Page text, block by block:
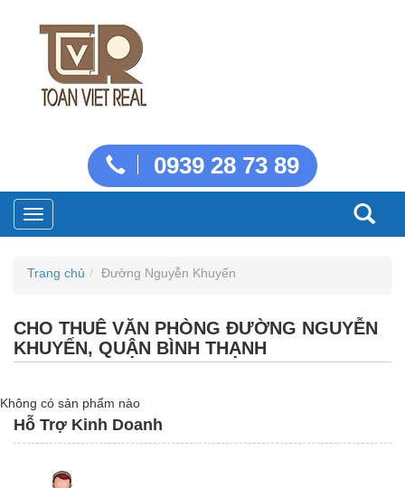
0939 28 73 89
Toggle
navigation
Trang chủ Đường Nguyễn Khuyến
CHO THUÊ VĂN PHÒNG ĐƯỜNG NGUYỄN
KHUYẾN, QUẬN BÌNH THẠNH
Không có sản phẩm nào
Hỗ Trợ Kinh Doanh